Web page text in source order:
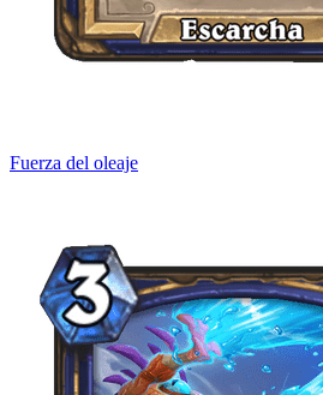
Fuerza del oleaje